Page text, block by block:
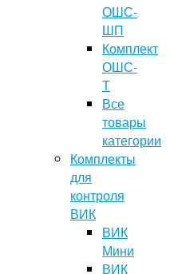
ОШС-
ШП
Комплект
ОШС-
Т
Все
товары
категории
Комплекты
для
контроля
ВИК
ВИК
Мини
ВИК